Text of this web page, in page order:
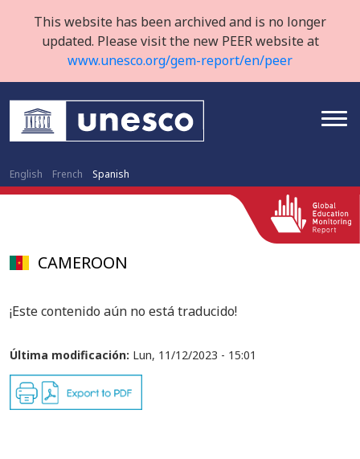
This website has been archived and is no longer
updated. Please visit the new PEER website at
www.unesco.org/gem-report/en/peer
English French Spanish
CAMEROON
¡Este contenido aún no está traducido!
Última modificación: Lun, 11/12/2023 - 15:01